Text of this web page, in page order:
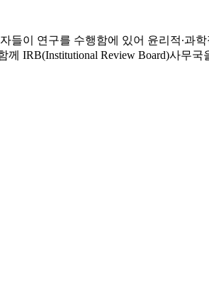
들이 연구를 수행함에 있어 윤리적∙
IRB(Institutional Review Board)사무